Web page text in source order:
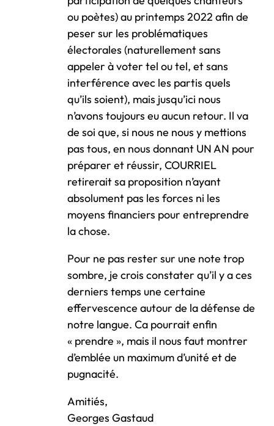
ou poètes) au printemps 2022 afin de
peser sur les problématiques
électorales (naturellement sans
appeler à voter tel ou tel, et sans
interférence avec les partis quels
qu’ils soient), mais jusqu’ici nous
n’avons toujours eu aucun retour. Il va
de soi que, si nous ne nous y mettions
pas tous, en nous donnant UN AN pour
préparer et réussir, COURRIEL
retirerait sa proposition n’ayant
absolument pas les forces ni les
moyens financiers pour entreprendre
la chose.
Pour ne pas rester sur une note trop
sombre, je crois constater qu’il y a ces
derniers temps une certaine
effervescence autour de la défense de
notre langue. Ca pourrait enfin
« prendre », mais il nous faut montrer
d’emblée un maximum d’unité et de
pugnacité.
Amitiés,
Georges Gastaud